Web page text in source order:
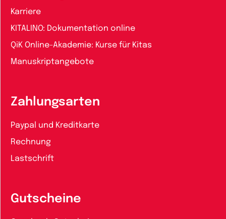
Karriere
KITALINO: Dokumentation online
QiK Online-Akademie: Kurse für Kitas
Manuskriptangebote
Zahlungsarten
Paypal und Kreditkarte
Rechnung
Lastschrift
Gutscheine